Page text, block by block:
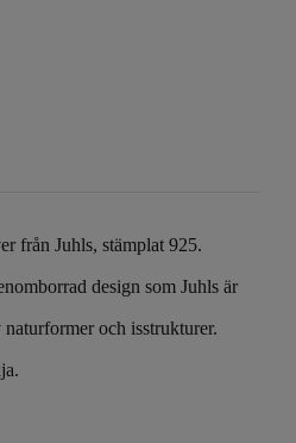
från Juhls, stämplat 925.
design som Juhls är
och isstrukturer.